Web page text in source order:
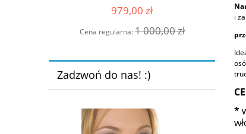
979,00 zł
Cena regularna:1 000,00 zł
Zadzwoń do nas! :)
i
*